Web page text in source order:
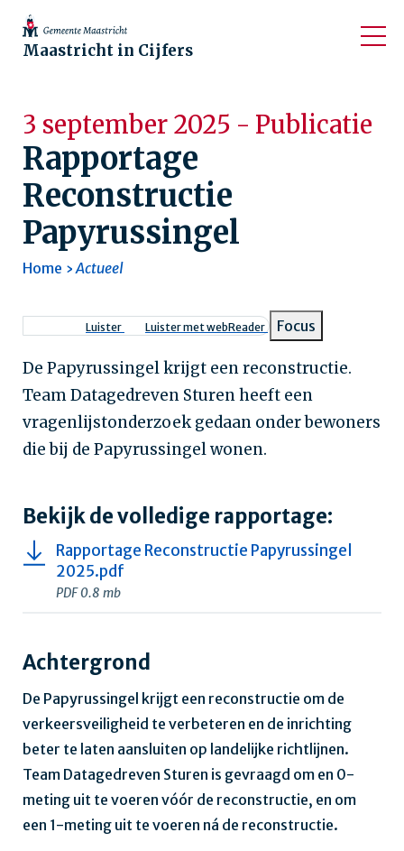
Maastricht in Cijfers
3 september 2025 - Publicatie
Rapportage
Reconstructie
Papyrussingel
Kruimelpad
Home Actueel
Luister Luister met webReader Focus
De Papyrussingel krijgt een reconstructie.
Team Datagedreven Sturen heeft een
vragenlijstonderzoek gedaan onder bewoners
die bij de Papyrussingel wonen.
Bekijk de volledige rapportage:
Rapportage Reconstructie Papyrussingel
2025.pdf
PDF 0.8 mb
Achtergrond
De Papyrussingel krijgt een reconstructie om de
verkeersveiligheid te verbeteren en de inrichting
beter te laten aansluiten op landelijke richtlijnen.
Team Datagedreven Sturen is gevraagd om en 0-
meting uit te voeren vóór de reconstructie, en om
een 1-meting uit te voeren ná de reconstructie.